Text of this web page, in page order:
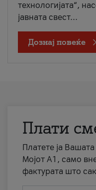
технологијата“,
јавната свест...
Дознај повеќе
Плати
Платете ја
Мојот А1, само
фактурата што